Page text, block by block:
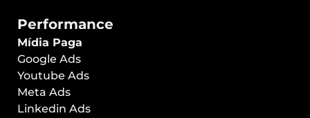
Performance
Mídia Paga
Google Ads
Youtube Ads
Meta Ads
Linkedin Ads